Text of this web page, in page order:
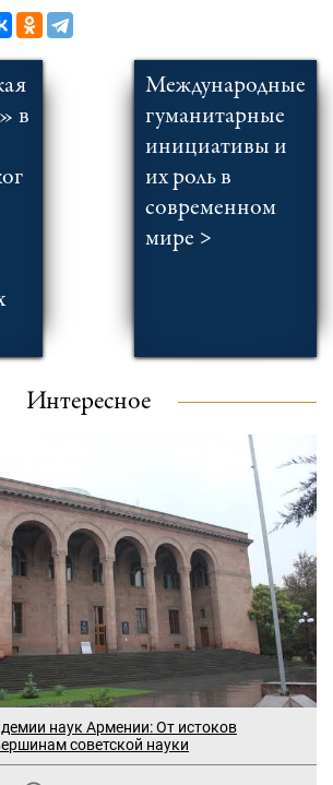
в
Международные
гуманитарные
инициативы и
их роль в
современном
мире >
Интересное
наук Армении: От истоков
советской науки